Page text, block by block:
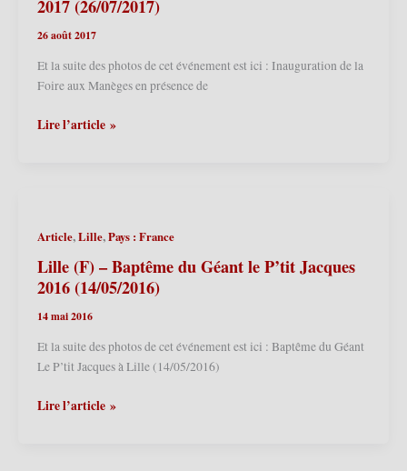
des
Géants
de
(02/09/2017)
2017 (26/07/2017)
26 août 2017
Et la suite des photos de cet événement est ici : Inauguration de la
Foire aux Manèges en présence de
Lille
Foire
aux
Manèges
présence
de
Lyderic
Phinaert
Lire l’article »
Article,Lille,Pays : France
Lille (F) – Baptême du Géant le P’tit Jacques
2016 (14/05/2016)
14 mai 2016
Et la suite des photos de cet événement est ici : Baptême du Géant
Le P’tit Jacques à Lille (14/05/2016)
Lille
Lire l’article »